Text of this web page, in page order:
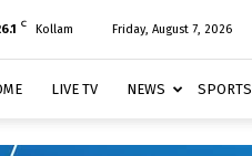
C Kollam Friday, August 7, 2026
LIVE TV NEWS SPORTS